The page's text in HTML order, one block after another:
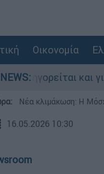
Οικονομία
και για την
Νέα κλιμάκωση: Η
16.05.2026 10:30